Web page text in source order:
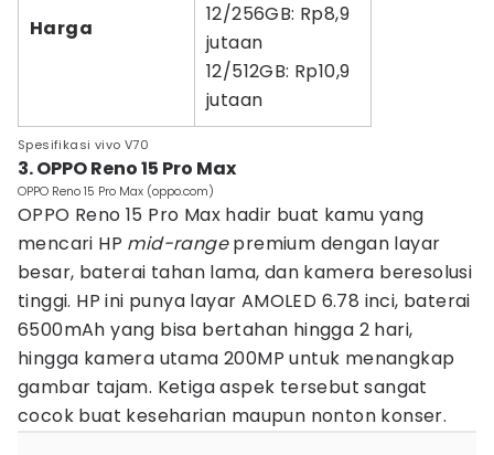
Spesifikasi vivo V70
Harga
12/256GB: Rp8,9
jutaan
12/512GB: Rp10,9
jutaan
3. OPPO Reno 15 Pro Max
OPPO Reno 15 Pro Max (oppo.com)
OPPO Reno 15 Pro Max hadir buat kamu yang
mencari HP mid-rangepremium dengan layar
besar, baterai tahan lama, dan kamera beresolusi
tinggi. HP ini punya layar AMOLED 6.78 inci, baterai
6500mAh yang bisa bertahan hingga 2 hari,
hingga kamera utama 200MP untuk menangkap
gambar tajam. Ketiga aspek tersebut sangat
cocok buat keseharian maupun nonton konser.